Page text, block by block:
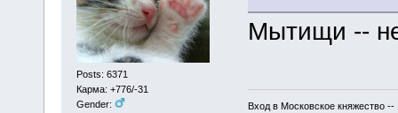
Posts: 6371
Карма: +776/-31
Gender:
Мытищи --
Вход в Московское княжество